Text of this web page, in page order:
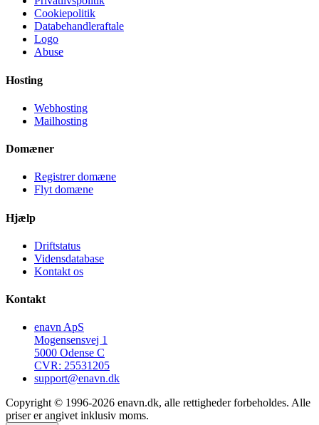
Cookiepolitik
Databehandleraftale
Logo
Abuse
Hosting
Webhosting
Mailhosting
Domæner
Registrer domæne
Flyt domæne
Hjælp
Driftstatus
Vidensdatabase
Kontakt os
Kontakt
enavn ApS
Mogensensvej 1
5000 Odense C
CVR: 25531205
support@enavn.dk
Copyright © 1996-2026 enavn.dk, alle rettigheder forbeholdes. Alle
priser er angivet inklusiv moms.